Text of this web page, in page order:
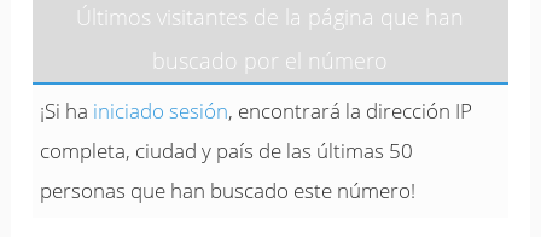
Últimos visitantes de la página que han
buscado por el número
¡Si ha iniciado sesión, encontrará la dirección IP
completa, ciudad y país de las últimas 50
personas que han buscado este número!